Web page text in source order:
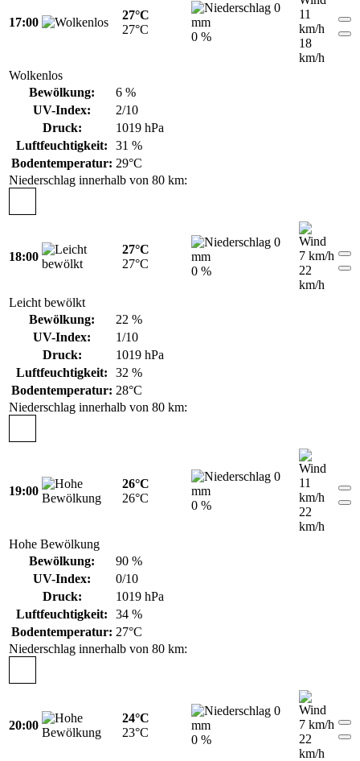
17:00
27°C
27°C
0
mm
0 %
11
km/h
18
km/h
Wolkenlos
Bewölkung:
6 %
UV-Index:
2/10
Druck:
1019 hPa
Luftfeuchtigkeit:
31 %
Bodentemperatur: 29°C
Niederschlag innerhalb von 80 km:
18:00
27°C
27°C
0
mm
0 %
7 km/h
22
km/h
Leicht bewölkt
Bewölkung:
22 %
UV-Index:
1/10
Druck:
1019 hPa
Luftfeuchtigkeit:
32 %
Bodentemperatur: 28°C
Niederschlag innerhalb von 80 km:
19:00
26°C
26°C
0
mm
0 %
11
km/h
22
km/h
Hohe Bewölkung
Bewölkung:
90 %
UV-Index:
0/10
Druck:
1019 hPa
Luftfeuchtigkeit:
34 %
Bodentemperatur: 27°C
Niederschlag innerhalb von 80 km:
20:00
24°C
23°C
0
mm
0 %
7 km/h
22
km/h